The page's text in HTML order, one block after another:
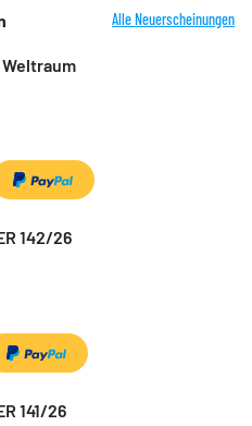
Alle Neuerscheinungen
142/26
141/26